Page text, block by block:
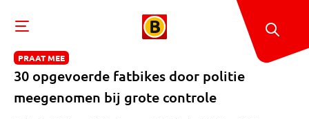
PRAAT MEE
30 opgevoerde fatbikes door politie
meegenomen bij grote controle